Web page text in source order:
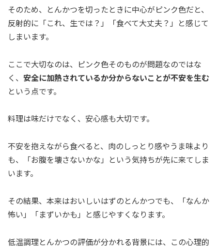
そのため、とんかつを切ったときに中心がピンク色だと、
反射的に「これ、生では？」「食べて大丈夫？」と感じて
しまいます。
ここで大切なのは、ピンク色そのものが問題なのではな
く、 安全に加熱されているか分からないことが不安を生む
という点です。
料理は味だけでなく、安心感も大切です。
不安を抱えながら食べると、肉のしっとり感やうま味より
も、「お腹を壊さないかな」という気持ちが先に来てしま
います。
その結果、本来はおいしいはずのとんかつでも、「なんか
怖い」「まずいかも」と感じやすくなります。
低温調理とんかつの評価が分かれる背景には、この心理的